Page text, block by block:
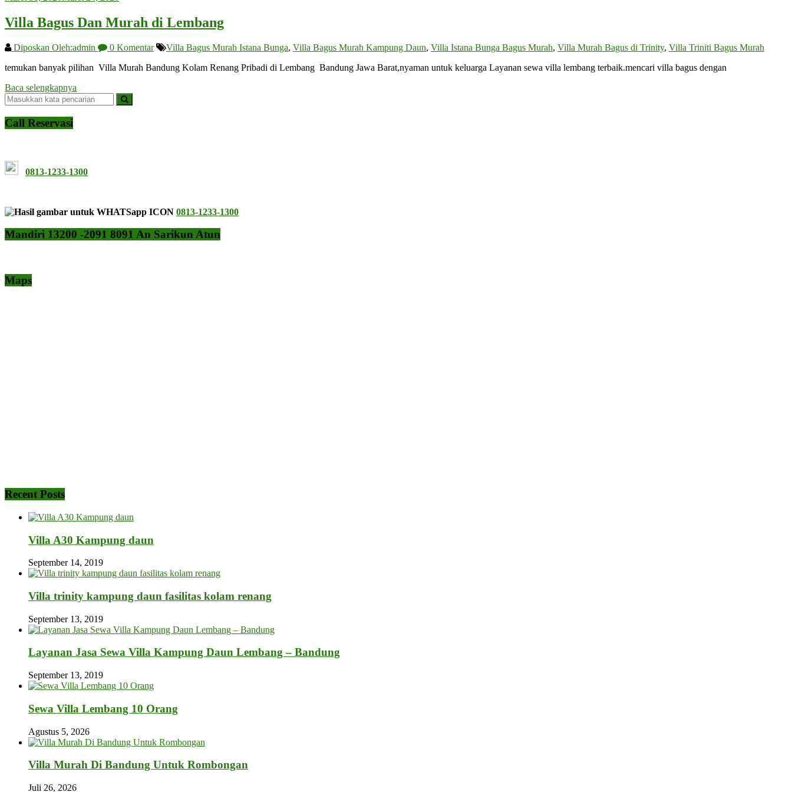
Villa Bagus Dan Murah di Lembang
Diposkan Oleh:admin 0 Komentar Villa Bagus Murah Istana Bunga, Villa Bagus Murah Kampung Daun, Villa Istana Bunga Bagus Murah, Villa Murah Bagus di Trinity, Villa Triniti Bagus Murah
temukan banyak pilihan Villa Murah Bandung Kolam Renang Pribadi di Lembang Bandung Jawa Barat,nyaman untuk keluarga Layanan sewa villa lembang terbaik.mencari villa bagus dengan
Baca selengkapnya
Call Reservasi
0813-1233-1300
0813-1233-1300
Mandiri 13200 -2091 8091 An Sarikun Atun
Maps
Recent Posts
Villa A30 Kampung daun
September 14, 2019
Villa trinity kampung daun fasilitas kolam renang
September 13, 2019
Layanan Jasa Sewa Villa Kampung Daun Lembang – Bandung
September 13, 2019
Sewa Villa Lembang 10 Orang
Agustus 5, 2026
Villa Murah Di Bandung Untuk Rombongan
Juli 26, 2026